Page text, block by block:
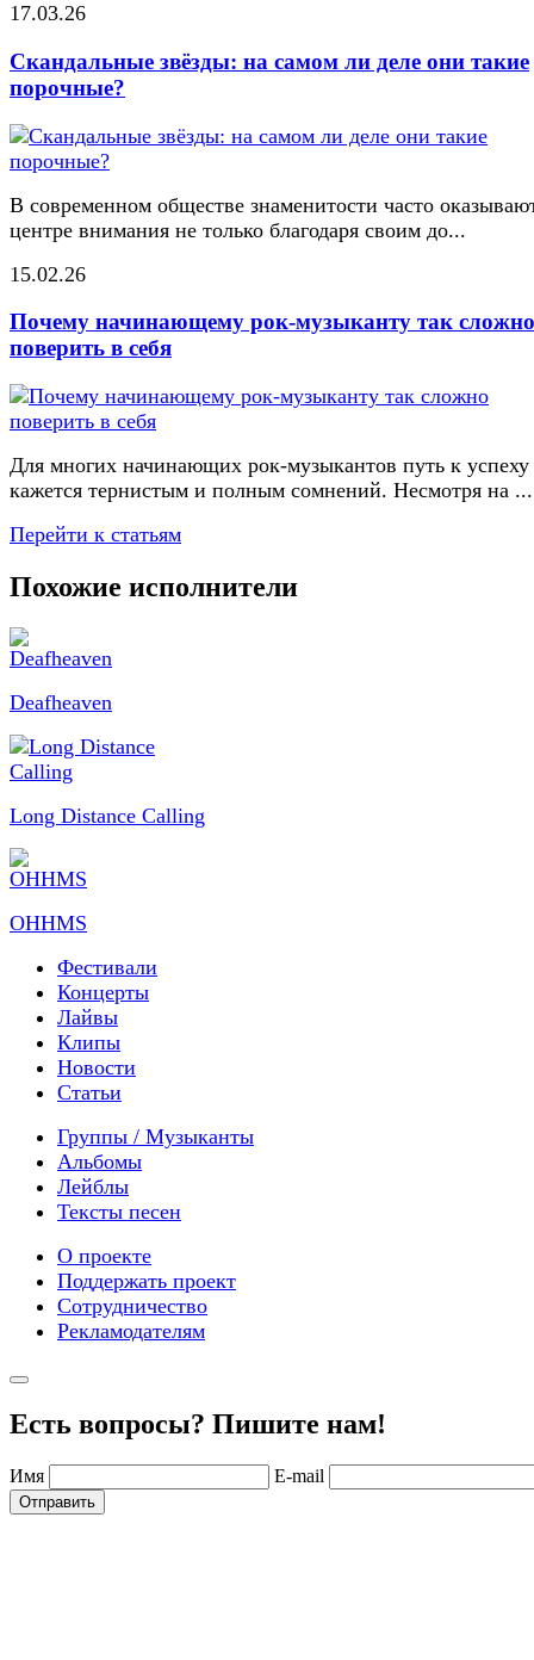
17.03.26
Скандальные звёзды: на самом ли деле они такие
порочные?
В современном обществе знаменитости часто
центре внимания не только благодаря своим до...
15.02.26
Почему начинающему рок-музыканту так сложно
поверить в себя
Для многих начинающих рок-музыкантов путь к успеху
кажется тернистым и полным сомнений. Несмотря на ...
Перейти к статьям
Похожие исполнители
Deafheaven
Long Distance Calling
OHHMS
Фестивали
Концерты
Лайвы
Клипы
Новости
Статьи
Группы / Музыканты
Альбомы
Лейблы
Тексты песен
О проекте
Поддержать проект
Сотрудничество
Рекламодателям
Есть вопросы? Пишите нам!
Имя E-mail